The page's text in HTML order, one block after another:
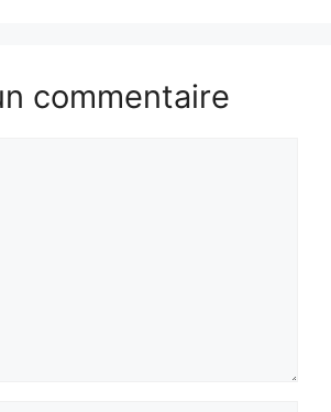
commentaire